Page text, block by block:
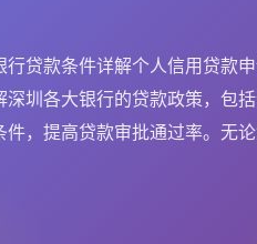
行贷款条件详解个人信用贷款
深圳各大银行的贷款政策，包
件，提高贷款审批通过率。无